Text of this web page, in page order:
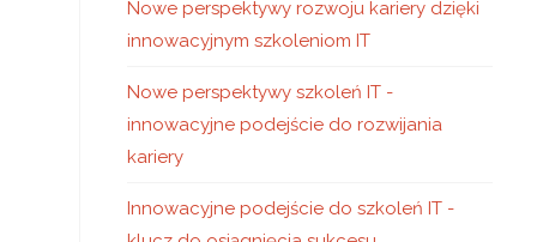
Nowe perspektywy rozwoju kariery dzięki
innowacyjnym szkoleniom IT
Nowe perspektywy szkoleń IT -
innowacyjne podejście do rozwijania
kariery
Innowacyjne podejście do szkoleń IT -